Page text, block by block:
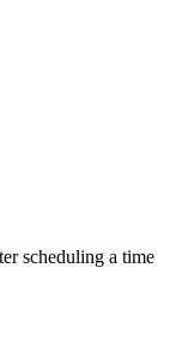
scheduling a time